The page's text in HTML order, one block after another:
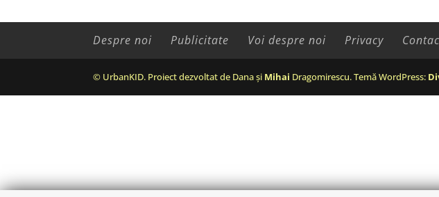
Despre noi Publicitate Voi despre noi Privacy
© UrbanKID. Proiect dezvoltat de Dana și Mihai Dragomirescu. Temă WordPress: